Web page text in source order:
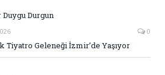
Duygu Durgun
0
Tiyatro Geleneği İzmir’de Yaşıyor